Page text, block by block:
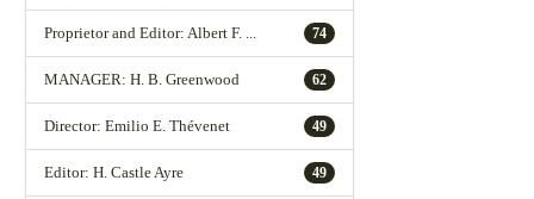
74
Proprietor and Editor: Albert F. ...
62
MANAGER: H. B. Greenwood
49
Director: Emilio E. Thévenet
49
Editor: H. Castle Ayre